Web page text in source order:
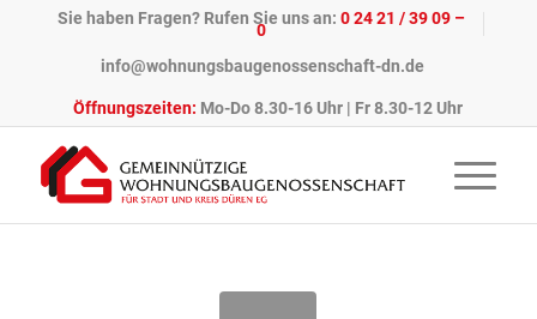
Sie haben Fragen? Rufen Sie uns an:0 24 21 / 39 09 –
0
info@wohnungsbaugenossenschaft-dn.de
Öffnungszeiten: Mo-Do 8.30-16 Uhr | Fr 8.30-12 Uhr